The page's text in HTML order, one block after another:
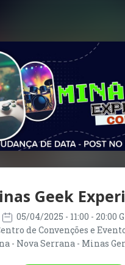
Geek
05/04/2025 - 11:00 - 20:00
de Convenções e
- Nova Serrana - Minas